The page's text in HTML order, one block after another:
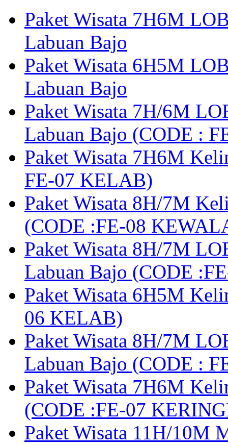
Paket Wisata 7H6M
Labuan Bajo
Paket Wisata 6H5M
Labuan Bajo
Paket Wisata 7H/6M
Labuan Bajo (CODE :
Paket Wisata 7H6M
FE-07 KELAB)
Paket Wisata 8H/7M
(CODE :FE-08
Paket Wisata 8H/7M
Labuan Bajo (CODE
Paket Wisata 6H5M
06 KELAB)
Paket Wisata 8H/7M
Labuan Bajo (CODE :
Paket Wisata 7H6M
(CODE :FE-07
Paket Wisata 11H/10M